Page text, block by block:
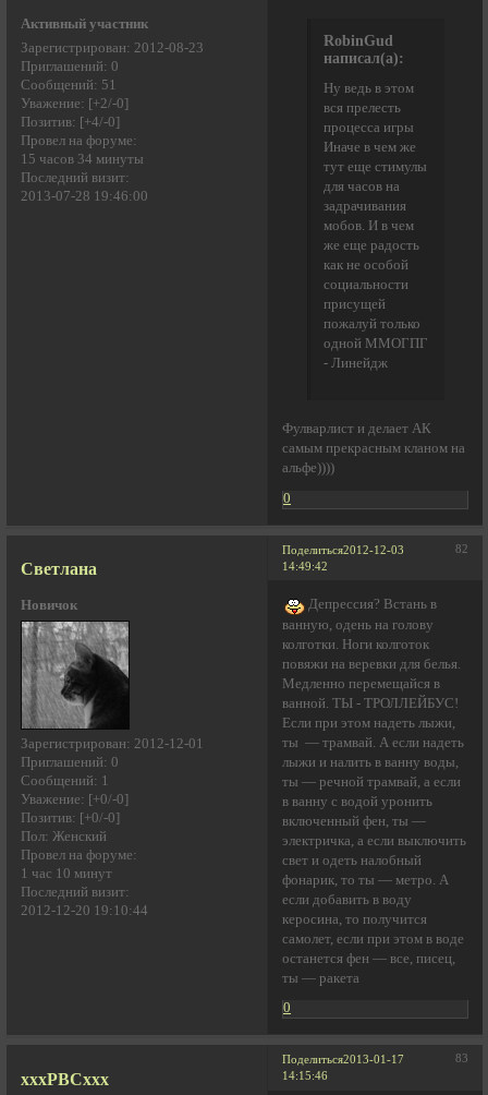
Активный участник
Зарегистрирован: 2012-08-23
Приглашений: 0
Сообщений: 51
Уважение: [+2/-0]
Позитив: [+4/-0]
Провел на форуме:
15 часов 34 минуты
Последний визит:
2013-07-28 19:46:00
RobinGud
написал(а):
Ну ведь в этом
вся прелесть
процесса игры
Иначе в чем же
тут еще стимулы
для часов на
задрачивания
мобов. И в чем
же еще радость
как не особой
социальности
присущей
пожалуй только
одной ММОГПГ
- Линейдж
Фулварлист и делает АК
самым прекрасным кланом на
альфе))))
0
Поделиться 82
2012-12-03
14:49:42
Светлана
Новичок
Зарегистрирован: 2012-12-01
Приглашений: 0
Сообщений: 1
Уважение: [+0/-0]
Позитив: [+0/-0]
Пол: Женский
Провел на форуме:
1 час 10 минут
Последний визит:
2012-12-20 19:10:44
Депрессия? Встань в
ванную, одень на голову
колготки. Ноги колготок
повяжи на веревки для белья.
Медленно перемещайся в
ванной. ТЫ - ТРОЛЛЕЙБУС!
Если при этом надеть лыжи,
ты — трамвай. А если надеть
лыжи и налить в ванну воды,
ты — речной трамвай, а если
в ванну с водой уронить
включенный фен, ты —
электричка, а если выключить
свет и одеть налобный
фонарик, то ты — метро. А
если добавить в воду
керосина, то получится
самолет, если при этом в воде
останется фен — все, пиcец,
ты — ракета
0
Поделиться 83
2013-01-17
14:15:46
xxxPBCxxx